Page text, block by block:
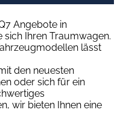
Angebote in
sich Ihren Traumwagen.
lässt
den neuesten
oder sich für ein
wir bieten Ihnen eine